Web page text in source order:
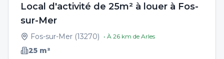
Local d'activité de 25m² à louer à Fos-
sur-Mer
Fos-sur-Mer (13270) • À 26 km de Arles
25 m²